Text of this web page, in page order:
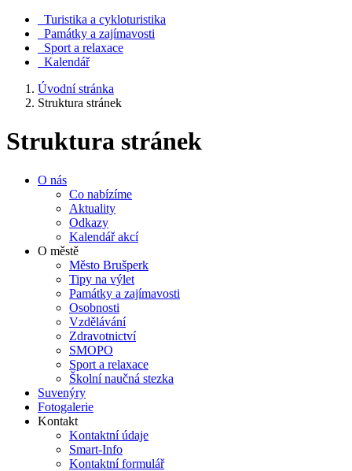
Turistika a cykloturistika
Památky a zajímavosti
Sport a relaxace
Kalendář
Úvodní stránka
Struktura stránek
Struktura stránek
O nás
Co nabízíme
Aktuality
Odkazy
Kalendář akcí
O městě
Město Brušperk
Tipy na výlet
Památky a zajímavosti
Osobnosti
Vzdělávání
Zdravotnictví
SMOPO
Sport a relaxace
Školní naučná stezka
Suvenýry
Fotogalerie
Kontakt
Kontaktní údaje
Smart-Info
Kontaktní formulář